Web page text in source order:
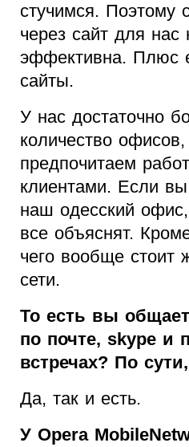
стучимся. Поэтому
через сайт для нас
эффективна. Плюс
сайты.
У нас достаточно
количество
предпочитаем
клиентами. Если
наш одесский
все объяснят.
чего вообще стоит
сети.
То есть вы
по почте, skype и
встречах? По
Да, так и есть.
У Opera